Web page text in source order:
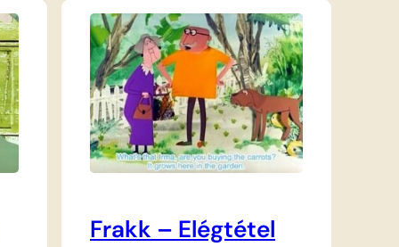
éjszaka csendjét, mert
Lukrécia és Szerénke úgy
döntöttek, hogy dalra
fakadnak. A két elkényeztetett
cica a magasba húzódva
rázendít a fülsiketítő
macskazenére, amit…
Frakk – Elégtétel